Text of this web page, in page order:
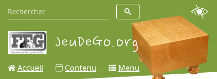
Accueil Contenu Menu